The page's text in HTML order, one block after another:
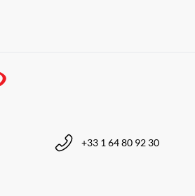
+33 1 64 80 92 30